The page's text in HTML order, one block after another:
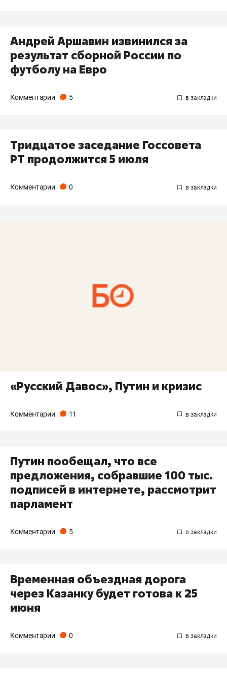
Андрей Аршавин извинился за
результат сборной России по
футболу на Евро
Комментарии 5
Тридцатое заседание Госсовета
РТ продолжится 5 июля
Комментарии 0
«Русский Давос», Путин и кризис
Комментарии 11
Путин пообещал, что все
предложения, собравшие 100 тыс.
подписей в интернете, рассмотрит
парламент
Комментарии 5
Временная объездная дорога
через Казанку будет готова к 25
июня
Комментарии 0